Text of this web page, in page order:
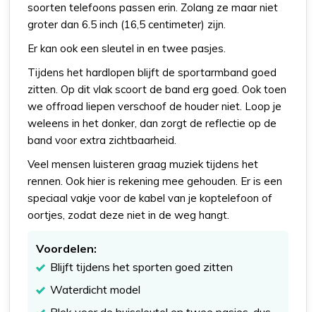
soorten telefoons passen erin. Zolang ze maar niet
groter dan 6.5 inch (16,5 centimeter) zijn.
Er kan ook een sleutel in en twee pasjes.
Tijdens het hardlopen blijft de sportarmband goed
zitten. Op dit vlak scoort de band erg goed. Ook toen
we offroad liepen verschoof de houder niet. Loop je
weleens in het donker, dan zorgt de reflectie op de
band voor extra zichtbaarheid.
Veel mensen luisteren graag muziek tijdens het
rennen. Ook hier is rekening mee gehouden. Er is een
speciaal vakje voor de kabel van je koptelefoon of
oortjes, zodat deze niet in de weg hangt.
Voordelen:
Blijft tijdens het sporten goed zitten
Waterdicht model